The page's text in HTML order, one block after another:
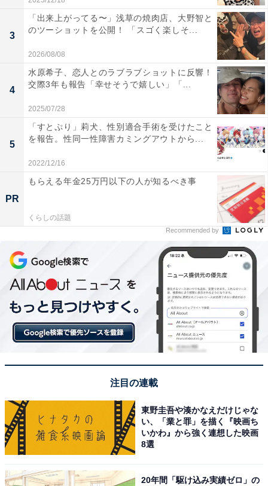
3
「出来上がってる〜」浅草の焼肉店、大野智と
のツーショットを公開！ 「スゴく楽しそ...
2026/08/08
4
水原希子、恋人とのラブラブショットに反響！
交際3年も報告「幸せそうで嬉しい」「...
2025/07/28
5
「すとぷり」莉犬、性別適合手術を受けたこと
を報告。性同一性障害カミングアウトから...
2022/12/16
PR
もらえる年金25万円以下の人が知るべき事
くらしの話題
Recommended by
注目の連載
東野圭吾や湊かなえだけじゃな
い、「業と罪」を描く『映画ち
いかわ』から強く連想した映画
8選
20年間「駆け込み実績ゼロ」の